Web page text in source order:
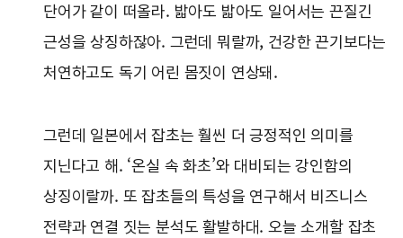
단어가 같이 떠올라. 밟아도 밟아도 일어서는 끈질긴
근성을 상징하잖아. 그런데 뭐랄까, 건강한 끈기보다는
처연하고도 독기 어린 몸짓이 연상돼.
그런데 일본에서 잡초는 훨씬 더 긍정적인 의미를
지닌다고 해. ‘온실 속 화초’와 대비되는 강인함의
상징이랄까. 또 잡초들의 특성을 연구해서 비즈니스
전략과 연결 짓는 분석도 활발하대. 오늘 소개할 잡초